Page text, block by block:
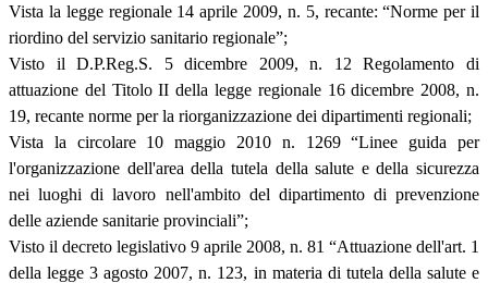
Vista la legge regionale 14 aprile 2009, n. 5, recante: “Norme per il
riordino del servizio sanitario regionale”;
Visto il D.P.Reg.S. 5 dicembre 2009, n. 12 Regolamento di
attuazione del Titolo II della legge regionale 16 dicembre 2008, n.
19, recante norme per la riorganizzazione dei dipartimenti regionali;
Vista la circolare 10 maggio 2010 n. 1269 “Linee guida per
l'organizzazione dell'area della tutela della salute e della sicurezza
nei luoghi di lavoro nell'ambito del dipartimento di prevenzione
delle aziende sanitarie provinciali”;
Visto il decreto legislativo 9 aprile 2008, n. 81 “Attuazione dell'art. 1
della legge 3 agosto 2007, n. 123, in materia di tutela della salute e